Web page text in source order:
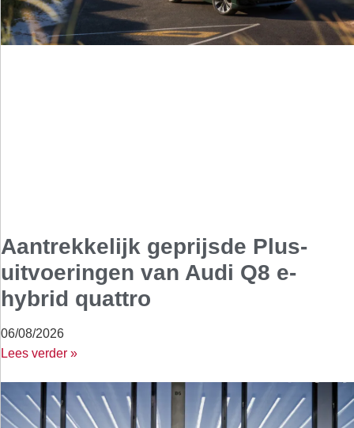
Aantrekkelijk geprijsde Plus-
uitvoeringen van Audi Q8 e-
hybrid quattro
06/08/2026
Lees verder »